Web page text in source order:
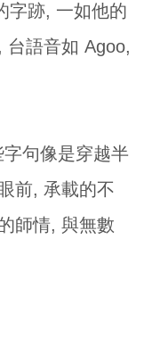
字跡, 一如他的
台語音如 Agoo,
句像是穿越半
前, 承載的不
師情, 與無數